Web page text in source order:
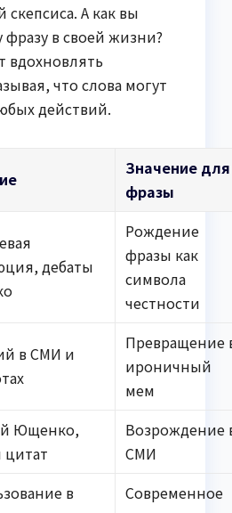
скепсиса. А как вы
фразу в своей жизни?
вдохновлять
что слова могут
действий.
Значение для
фразы
дебаты
Рождение
фразы как
символа
честности
в СМИ и
Превращение
ироничный
мем
Ющенко,
цитат
Возрождение
СМИ
в
Современное